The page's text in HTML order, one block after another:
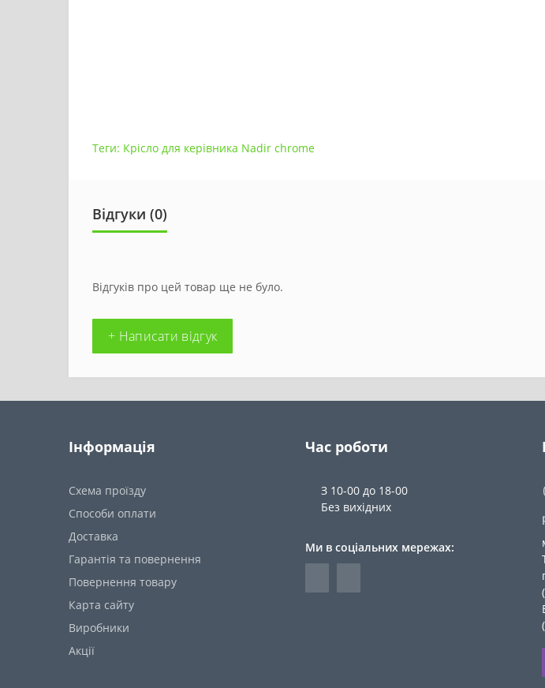
Теги: Крісло для керівника Nadir chrome
Відгуки (0)
Відгуків про цей товар ще не було.
+ Написати відгук
Інформація
Схема проїзду
Способи оплати
Доставка
Гарантія та повернення
Повернення товару
Карта сайту
Виробники
Акції
Час роботи
З 10-00 до 18-00
Без вихідних
Ми в соціальних мережах: